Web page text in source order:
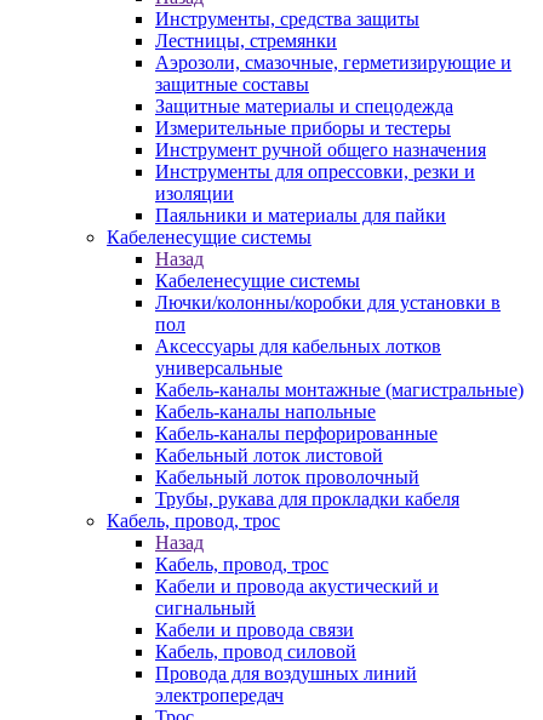
Инструменты, средства защиты
Лестницы, стремянки
Аэрозоли, смазочные, герметизирующие и
защитные составы
Защитные материалы и спецодежда
Измерительные приборы и тестеры
Инструмент ручной общего назначения
Инструменты для опрессовки, резки и
изоляции
Паяльники и материалы для пайки
Кабеленесущие системы
Назад
Кабеленесущие системы
Лючки/колонны/коробки для установки в
пол
Аксессуары для кабельных лотков
универсальные
Кабель-каналы монтажные (магистральные)
Кабель-каналы напольные
Кабель-каналы перфорированные
Кабельный лоток листовой
Кабельный лоток проволочный
Трубы, рукава для прокладки кабеля
Кабель, провод, трос
Назад
Кабель, провод, трос
Кабели и провода акустический и
сигнальный
Кабели и провода связи
Кабель, провод силовой
Провода для воздушных линий
электропередач